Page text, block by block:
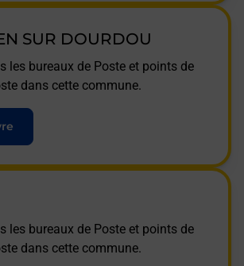
SUR DOURDOU
les bureaux de Poste et points de
dans cette commune.
les bureaux de Poste et points de
dans cette commune.